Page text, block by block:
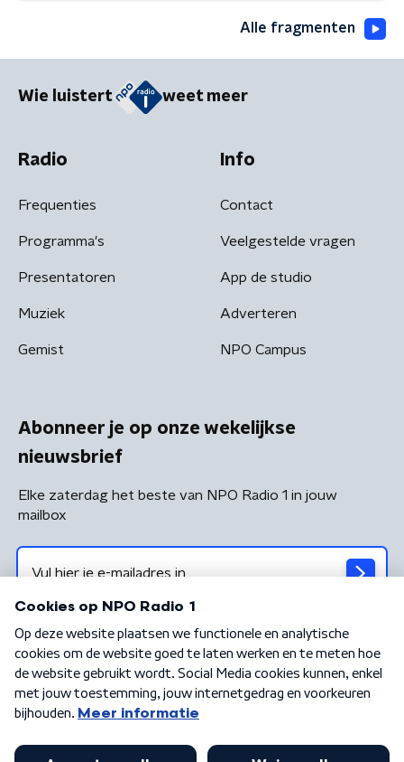
Alle fragmenten
Wie luistert weet meer
Radio
Frequenties
Programma's
Presentatoren
Muziek
Gemist
Info
Contact
Veelgestelde vragen
App de studio
Adverteren
NPO Campus
Abonneer je op onze wekelijkse
nieuwsbrief
Elke zaterdag het beste van NPO Radio 1 in jouw
mailbox
Algemene voorwaarden